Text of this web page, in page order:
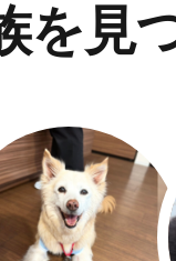
を見